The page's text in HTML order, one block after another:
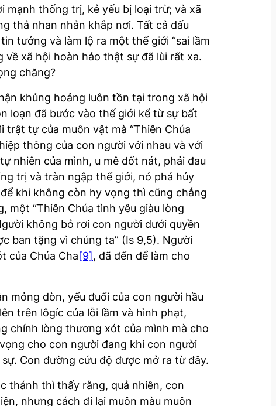
thống trị, kẻ yếu bị loại trừ; và xã
thả nhan nhản khắp nơi. Tất cả dấu
tưởng và làm lộ ra một thế giới “sai lầm
về xã hội hoàn hảo thật sự đã lùi rất xa.
chăng?
khủng hoảng luôn tồn tại trong xã hội
loạn đã bước vào thế giới kể từ sự bất
tự của muôn vật mà “Thiên Chúa
thông của con người với nhau và với
nhiên của mình, u mê dốt nát, phải đau
trị và tràn ngập thế giới, nó phá hủy
khi không còn hy vọng thì cũng chẳng
một “Thiên Chúa tình yêu giàu lòng
không bỏ rơi con người dưới quyền
ban tặng vì chúng ta” (Is 9,5). Người
của Chúa Cha[9], đã đến để làm cho
mỏng dòn, yếu đuối của con người hầu
trên lôgíc của lỗi lầm và hình phạt,
chính lòng thương xót của mình mà cho
cho con người đang khi con người
Con đường cứu độ được mở ra từ đây.
thánh thì thấy rằng, quả nhiên, con
nhưng cách đi lại muôn màu muôn